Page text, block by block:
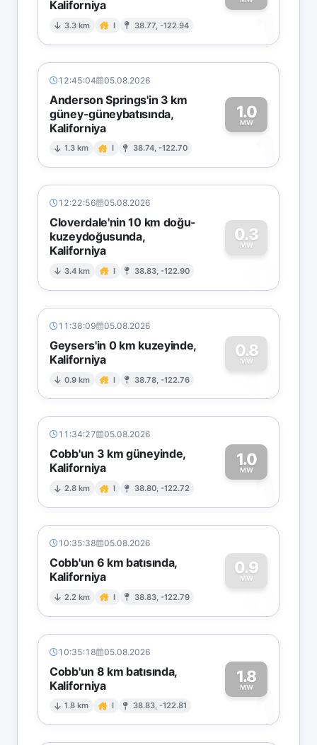
Kaliforniya
3.3 km I 38.77, -122.94 1
12:45:04 05.08.2026
Anderson Springs'in 3 km
güney-güneybatısında,
Kaliforniya
1.3 km I 38.74, -122.70
1.0
MW
1
12:22:56 05.08.2026
Cloverdale'nin 10 km doğu-
kuzeydoğusunda,
Kaliforniya
3.4 km I 38.83, -122.90
0.3
MW
0
11:38:09 05.08.2026
Geysers'in 0 km kuzeyinde,
Kaliforniya
0.9 km I 38.78, -122.76
0.8
MW
0
11:34:27 05.08.2026
Cobb'un 3 km güneyinde,
Kaliforniya
2.8 km I 38.80, -122.72
1.0
MW1
10:35:38 05.08.2026
Cobb'un 6 km batısında,
Kaliforniya
2.2 km I 38.83, -122.79
0.9
MW
0
10:35:18 05.08.2026
Cobb'un 8 km batısında,
Kaliforniya
1.8 km I 38.83, -122.81
1.8
MW1